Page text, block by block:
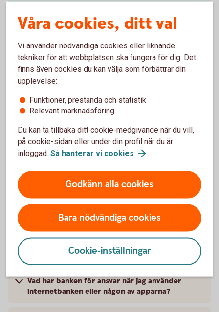
kan göra det svårare för bedragarna genom att
anpassa våra produkter efter dina behov.
Bestäm egna beloppsgränser för överföringar
och Swish
Skaffa Sparkonto Plus med fördröjning vid
överföringar
automatuttag
Så ändrar du säkerhetsinställningar efter dina
behov
Frågor och svar om säkerhet
Vad innebär banksekretess?
Vad har banken för ansvar när jag använder
internetbanken eller någon av apparna?
Våra cookies, ditt val
Vi använder nödvändiga cookies eller liknande
tekniker för att webbplatsen ska fungera för dig. Det
finns även cookies du kan välja som förbättrar din
upplevelse:
Funktioner, prestanda och statistik
Relevant marknadsföring
Du kan ta tillbaka ditt cookie-medgivande när du vill,
på cookie-sidan eller under din profil när du är
inloggad. Så hanterar vi cookies .
Godkänn alla cookies
Bara nödvändiga cookies
Cookie-inställningar